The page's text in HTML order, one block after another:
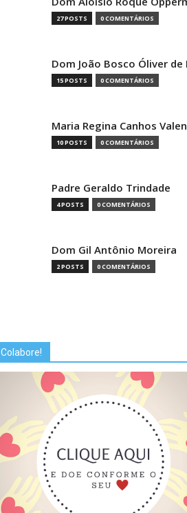
27 POSTS 0 COMENTÁRIOS
Dom João Bosco Óliver de
15 POSTS 0 COMENTÁRIOS
Maria Regina Canhos
10 POSTS 0 COMENTÁRIOS
Padre Geraldo Trindade
4 POSTS 0 COMENTÁRIOS
Dom Gil Antônio Moreira
2 POSTS 0 COMENTÁRIOS
Colabore!